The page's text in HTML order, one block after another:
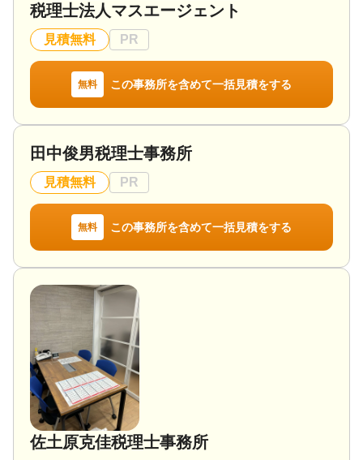
税理士法人マスエージェント
見積無料 PR
無料 この事務所を含めて一括見積をする
田中俊男税理士事務所
見積無料 PR
無料 この事務所を含めて一括見積をする
佐土原克佳税理士事務所